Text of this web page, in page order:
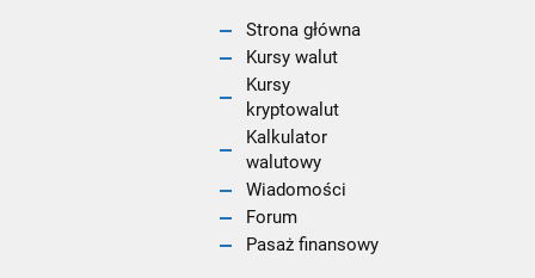
Strona główna
Kursy walut
Kursy
kryptowalut
Kalkulator
walutowy
Wiadomości
Forum
Pasaż finansowy